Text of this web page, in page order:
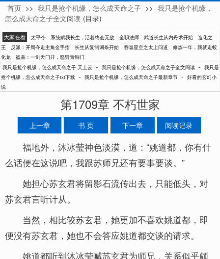
天上云
首页 >> 我只是抢个机缘，怎么成天命之子 >> 我只是抢个机缘，
怎么成天命之子全文阅读 (目录)
大家在看 太平令 系统赋我长生，活着终会无敌 全职法师 武道长生从内丹术开始
造化之
王
反派：开局夺走主角金手指 长生从复制词条开始 吞噬星空之太上问道
修炼一年，我就走蛟
化龙
盗墓：一剑天门开，怒劈青铜门
我只是抢个机缘，怎么成天命之子 天上云 - 我只是抢个机缘，怎么成天命之子全文阅读 - 我只是
抢个机缘，怎么成天命之子txt下载 - 我只是抢个机缘，怎么成天命之子最新章节 - 好看的玄幻小
说
第1709章 不朽世家
上一章 书 页 下一章 阅读记录
福地外，沐冰莹神色淡漠，道：“姚道都，你有什
么话便在这说吧，我跟苏师兄还有要事要谈。”
她担心苏玄君将留影石流传出去，只能低头，对
苏玄君言听计从。
当然，相比较苏玄君，她更加不喜欢姚道都，即
便没有苏玄君，她也不会答应姚道都交谈的请求。
姚道都听到沐冰莹喊苏玄君为师兄，关系似乎颇